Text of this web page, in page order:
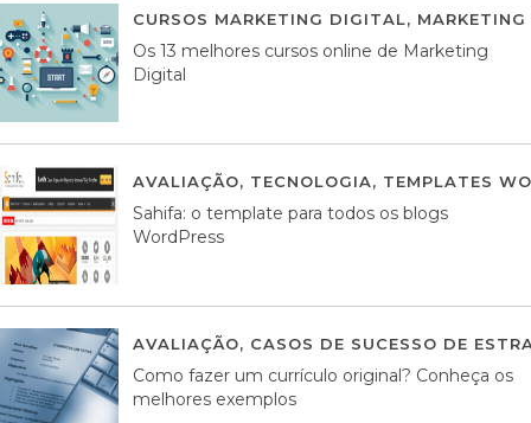
CURSOS MARKETING DIGITAL,
Os 13 melhores cursos online de Marketing
Digital
AVALIAÇÃO, TECNOLOGIA, TEMPLATES
Sahifa: o template para todos os blogs
WordPress
AVALIAÇÃO, CASOS DE SUCESSO DE
Como fazer um currículo original? Conheça os
melhores exemplos